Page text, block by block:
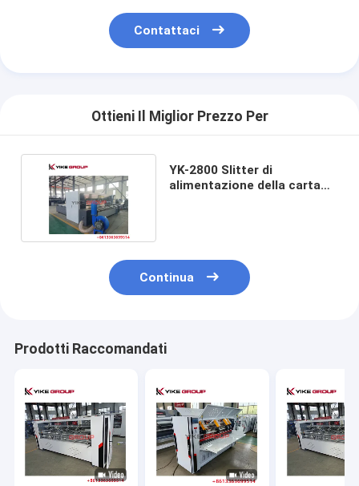
Contattaci
Ottieni Il Miglior Prezzo Per
YK-2800 Slitter di
alimentazione della carta
Continua
Prodotti Raccomandati